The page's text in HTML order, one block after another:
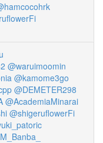
@waruimoomin
@kamome3go
@DEMETER298
@AcademiaMinarai
@shigeruflowerFi